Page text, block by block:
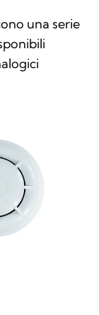
una serie